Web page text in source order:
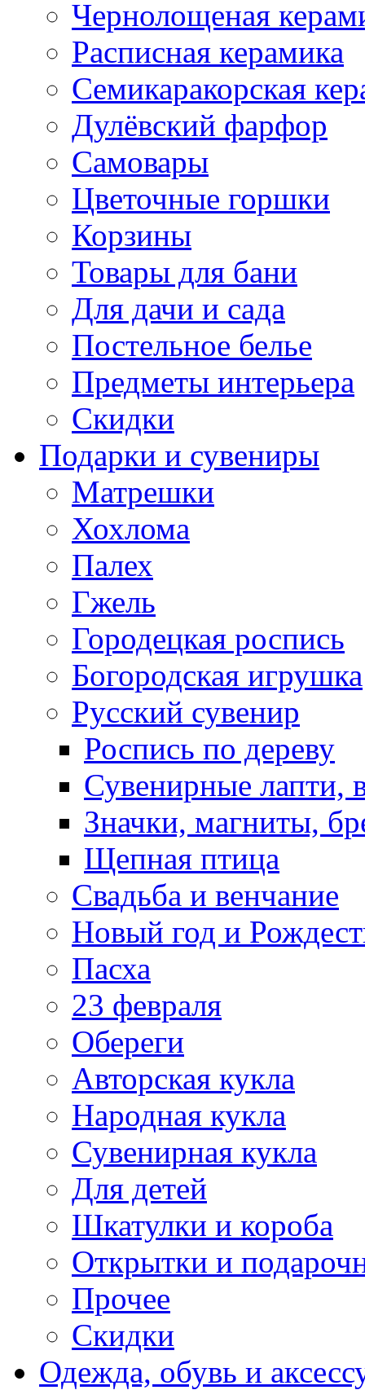
Чернолощеная
Расписная керамика
Семикаракорская
Дулёвский фарфор
Самовары
Цветочные горшки
Корзины
Товары для бани
Для дачи и сада
Постельное белье
Предметы интерьера
Скидки
Подарки и сувениры
Матрешки
Хохлома
Палех
Гжель
Городецкая роспись
Богородская игрушка
Русский сувенир
Роспись по дереву
Сувенирные лапти,
Значки, магниты,
Щепная птица
Свадьба и венчание
Новый год и
Пасха
23 февраля
Обереги
Авторская кукла
Народная кукла
Сувенирная кукла
Для детей
Шкатулки и короба
Открытки и
Прочее
Скидки
Одежда, обувь и